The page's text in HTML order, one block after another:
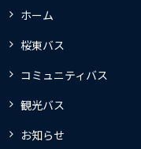
ホーム
桜東バス
コミュニティバス
観光バス
お知らせ